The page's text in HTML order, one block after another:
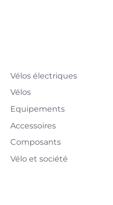
Vélos électriques
Vélos
Equipements
Accessoires
Composants
Vélo et société